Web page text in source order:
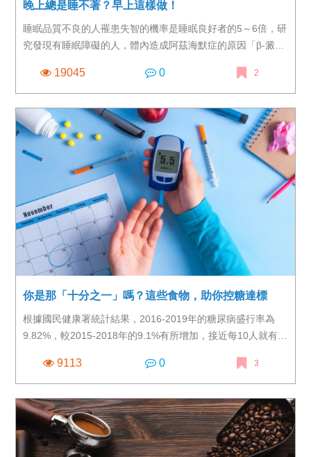
晚上總是睡不著？早上這樣做！
睡眠品質不良的人罹患失智的機率是睡眠良好者的5～6倍，研
究發現有睡眠障礙的人，體內造成阿茲海默症的原因「β-澱粉
19045 0 2
你是那「十分之一」嗎？這些食物，助你控糖達標
根據國民健康署統計結果，2016-2019年的糖尿病盛行率為
9.82%，較2015-2018年的9.1%有所增加，接近每10人就有1
尿病的治療費用高達308億元，僅次於慢性腎臟病的533億
元；然而你知道嗎，造成慢性腎臟病的患者當中，也有近一半
的新洗腎患者是因糖尿病控制不佳導致腎臟病變。
9113 0 3